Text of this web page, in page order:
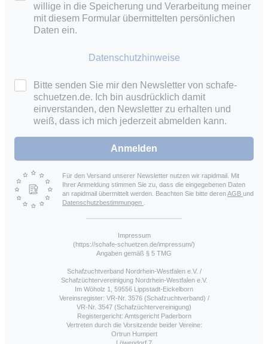
willige in die Speicherung und Verarbeitung meiner
mit diesem Formular übermittelten persönlichen
Daten ein.
Datenschutzhinweise
Bitte senden Sie mir den Newsletter von schafe-
schuetzen.de. Ich bin ausdrücklich damit
einverstanden, den Newsletter zu erhalten und
weiß, dass ich mich jederzeit abmelden kann.
Anmelden
Für den Versand unserer Newsletter nutzen wir rapidmail. Mit
Ihrer Anmeldung stimmen Sie zu, dass die eingegebenen Daten
an rapidmail übermittelt werden. Beachten Sie bitte derenAGB und
Datenschutzbestimmungen
Impressum
(https://schafe-schuetzen.de/impressum/)
Angaben gemäß § 5 TMG
Schafzuchtverband Nordrhein-Westfalen e.V. /
Schafzüchtervereinigung Nordrhein-Westfalen e.V.
Im Wöholz 1, 59556 Lippstadt-Eickelborn
Vereinsregister: VR-Nr. 3576 (Schafzuchtverband) /
VR-Nr. 3547 (Schafzüchtervereinigung)
Registergericht: Amtsgericht Paderborn
Vertreten durch die Vorsitzende beider Vereine:
Ortrun Humpert